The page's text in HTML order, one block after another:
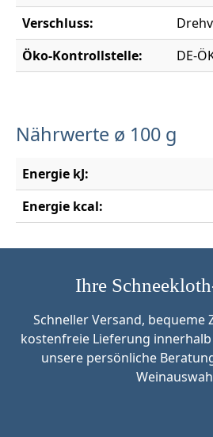
Verschluss:
Öko-Kontrollstelle:
DE-
Nährwerte ø 100 g
Energie kJ:
Energie kcal:
Ihre
Schneller Versand, bequeme
kostenfreie Lieferung
unsere persönliche